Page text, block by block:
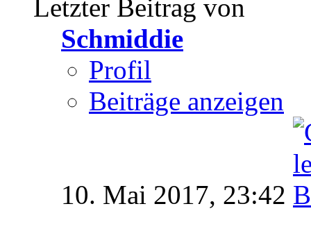
Letzter Beitrag von
Schmiddie
Profil
Beiträge anzeigen
10. Mai 2017, 23:42